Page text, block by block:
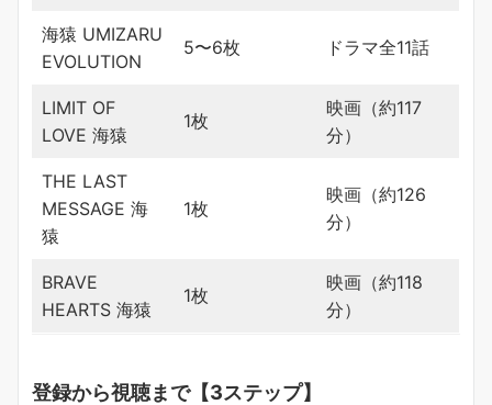
海猿 UMIZARU
EVOLUTION
5〜6枚 ドラマ全11話
LIMIT OF
LOVE 海猿
1枚
映画（約117
分）
THE LAST
MESSAGE 海
猿
1枚
映画（約126
分）
BRAVE
HEARTS 海猿
1枚
映画（約118
分）
登録から視聴まで【3ステップ】